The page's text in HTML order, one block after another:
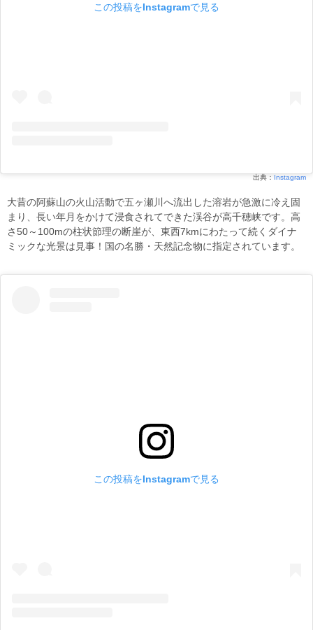
この投稿をInstagramで見る
出典： Instagram
大昔の阿蘇山の火山活動で五ヶ瀬川へ流出した溶岩が急激に冷え固
まり、長い年月をかけて浸食されてできた渓谷が高千穂峡です。高
さ50～100mの柱状節理の断崖が、東西7kmにわたって続くダイナ
ミックな光景は見事！国の名勝・天然記念物に指定されています。
この投稿をInstagramで見る